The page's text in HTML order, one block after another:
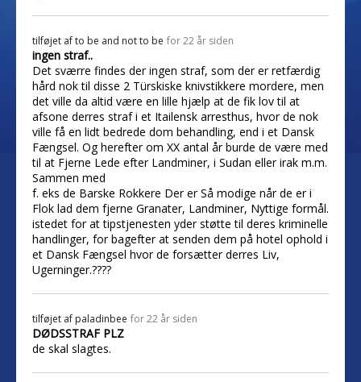
tilføjet afto be and not to be for 22 år siden
ingen straf..
Det sværre findes der ingen straf, som der er retfærdig
hård nok til disse 2 Türskiske knivstikkere mordere, men
det ville da altid være en lille hjælp at de fik lov til at
afsone derres straf i et Itailensk arresthus, hvor de nok
ville få en lidt bedrede dom behandling, end i et Dansk
Fængsel. Og herefter om XX antal år burde de være med
til at Fjerne Lede efter Landminer, i Sudan eller irak m.m.
Sammen med
f. eks de Barske Rokkere Der er Så modige når de er i
Flok lad dem fjerne Granater, Landminer, Nyttige formål.
istedet for at tipstjenesten yder støtte til deres kriminelle
handlinger, for bagefter at senden dem på hotel ophold i
et Dansk Fængsel hvor de forsætter derres Liv,
Ugerninger.????
tilføjet af paladinbee for 22 år siden
DØDSSTRAF PLZ
de skal slagtes.